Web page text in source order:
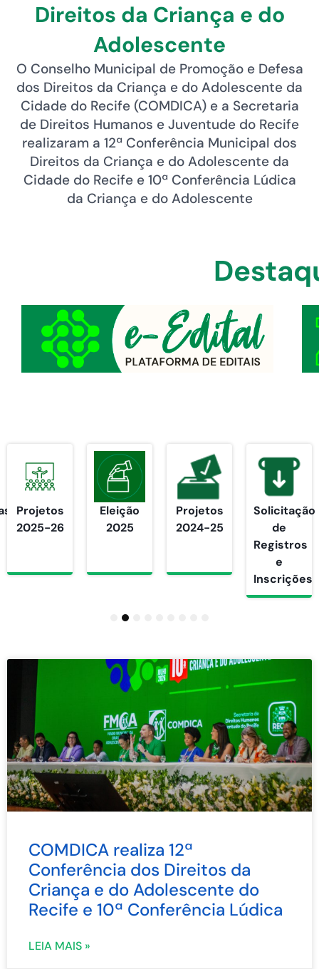
Direitos da Criança e do
Adolescente
O Conselho Municipal de Promoção e Defesa
dos Direitos da Criança e do Adolescente da
Cidade do Recife (COMDICA) e a Secretaria
de Direitos Humanos e Juventude do Recife
realizaram a 12ª Conferência Municipal dos
Direitos da Criança e do Adolescente da
Cidade do Recife e 10ª Conferência Lúdica
da Criança e do Adolescente
Projetos
2025-26
Eleição
2025
Projetos
2024-25
Solicitação
de
Registros
e
Inscrições
5
COMDICA realiza 12ª
Conferência dos Direitos da
Criança e do Adolescente do
Recife e 10ª Conferência Lúdica
LEIA MAIS »